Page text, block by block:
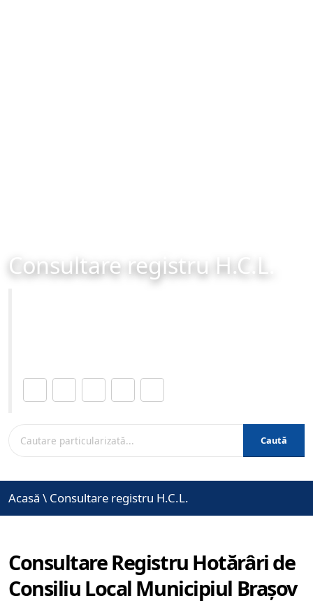
Consultare registru H.C.L.
Caută
Acasă \ Consultare registru H.C.L.
Consultare Registru Hotărâri de
Consiliu Local Municipiul Brașov